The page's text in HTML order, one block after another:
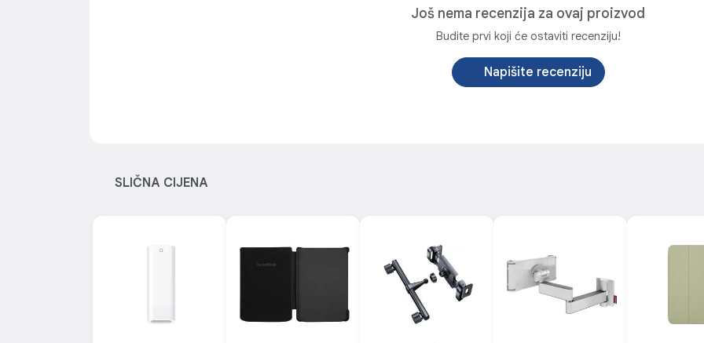
Još nema recenzija za ovaj proizvod
Budite prvi koji će ostaviti recenziju!
Napišite recenziju
SLIČNA CIJENA